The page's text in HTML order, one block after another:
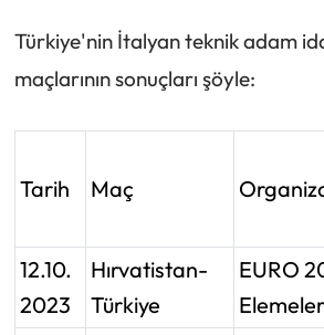
Türkiye'nin İtalyan teknik adam
maçlarının sonuçları şöyle:
Tarih Maç
12.10.
2023
Hırvatistan-
Türkiye
EURO